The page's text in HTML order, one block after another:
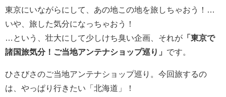
東京にいながらにして、あの地この地を旅しちゃおう！…
いや、旅した気分になっちゃおう！
…という、壮大にして少しけち臭い企画、それが 「東京で
諸国旅気分！ご当地アンテナショップ巡り」 です。
ひさびさのご当地アンテナショップ巡り。今回旅するの
は、やっぱり行きたい「北海道」！